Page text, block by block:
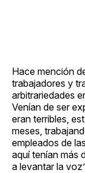
Hace mención
trabajadores y
arbitrariedades
Venían de ser
eran terribles,
meses,
empleados de
aquí tenían más
a levantar la